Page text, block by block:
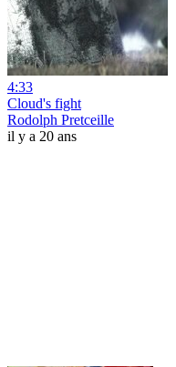
4:33
Cloud's fight
Rodolph Pretceille
il y a 20 ans